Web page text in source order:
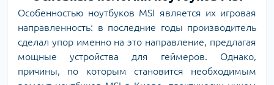
Особенностью ноутбуков MSI является их игровая
направленность: в последние годы производитель
сделал упор именно на это направление, предлагая
мощные устройства для геймеров. Однако,
причины, по которым становится необходимым